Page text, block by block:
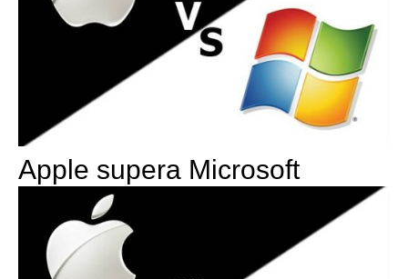
Apple supera Microsoft